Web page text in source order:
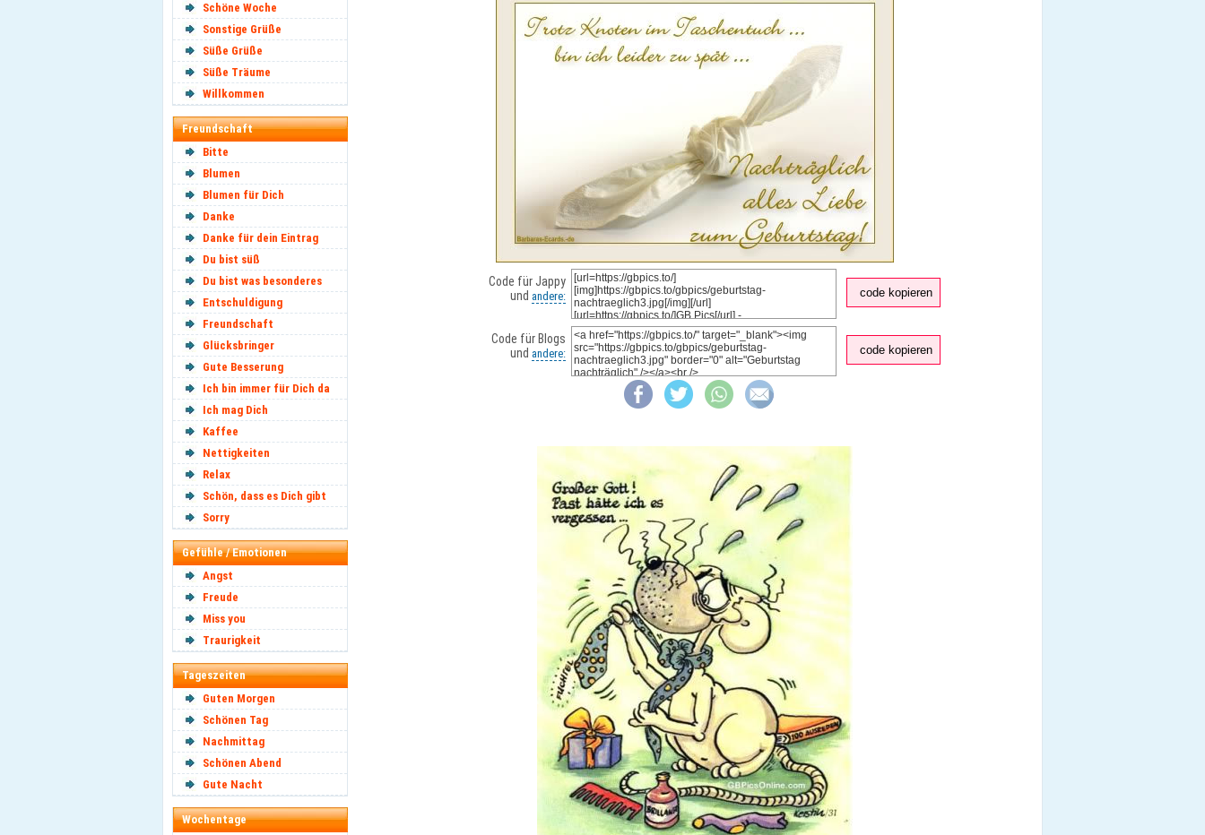
Schöne Woche
Sonstige Grüße
Süße Grüße
Süße Träume
Willkommen
Freundschaft
Bitte
Blumen
Blumen für Dich
Danke
Danke für dein Eintrag
Du bist süß
Du bist was besonderes
Entschuldigung
Freundschaft
Glücksbringer
Gute Besserung
Ich bin immer für Dich da
Ich mag Dich
Kaffee
Nettigkeiten
Relax
Schön, dass es Dich gibt
Sorry
Gefühle / Emotionen
Angst
Freude
Miss you
Traurigkeit
Tageszeiten
Guten Morgen
Schönen Tag
Nachmittag
Schönen Abend
Gute Nacht
Wochentage
Code für Jappy
und andere: code kopieren
Code für Blogs
und andere: code kopieren